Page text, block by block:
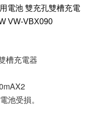
電池 雙充孔雙槽充電
VW-VBX090
槽充電器
池受損。